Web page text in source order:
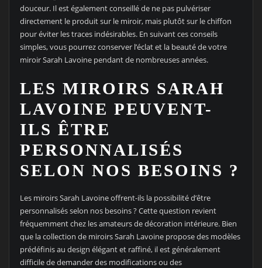
douceur. Il est également conseillé de ne pas pulvériser
directement le produit sur le miroir, mais plutôt sur le chiffon
pour éviter les traces indésirables. En suivant ces conseils
simples, vous pourrez conserver l’éclat et la beauté de votre
miroir Sarah Lavoine pendant de nombreuses années.
LES MIROIRS SARAH
LAVOINE PEUVENT-
ILS ÊTRE
PERSONNALISÉS
SELON NOS BESOINS ?
Les miroirs Sarah Lavoine offrent-ils la possibilité d’être
personnalisés selon nos besoins ? Cette question revient
fréquemment chez les amateurs de décoration intérieure. Bien
que la collection de miroirs Sarah Lavoine propose des modèles
prédéfinis au design élégant et raffiné, il est généralement
difficile de demander des modifications ou des